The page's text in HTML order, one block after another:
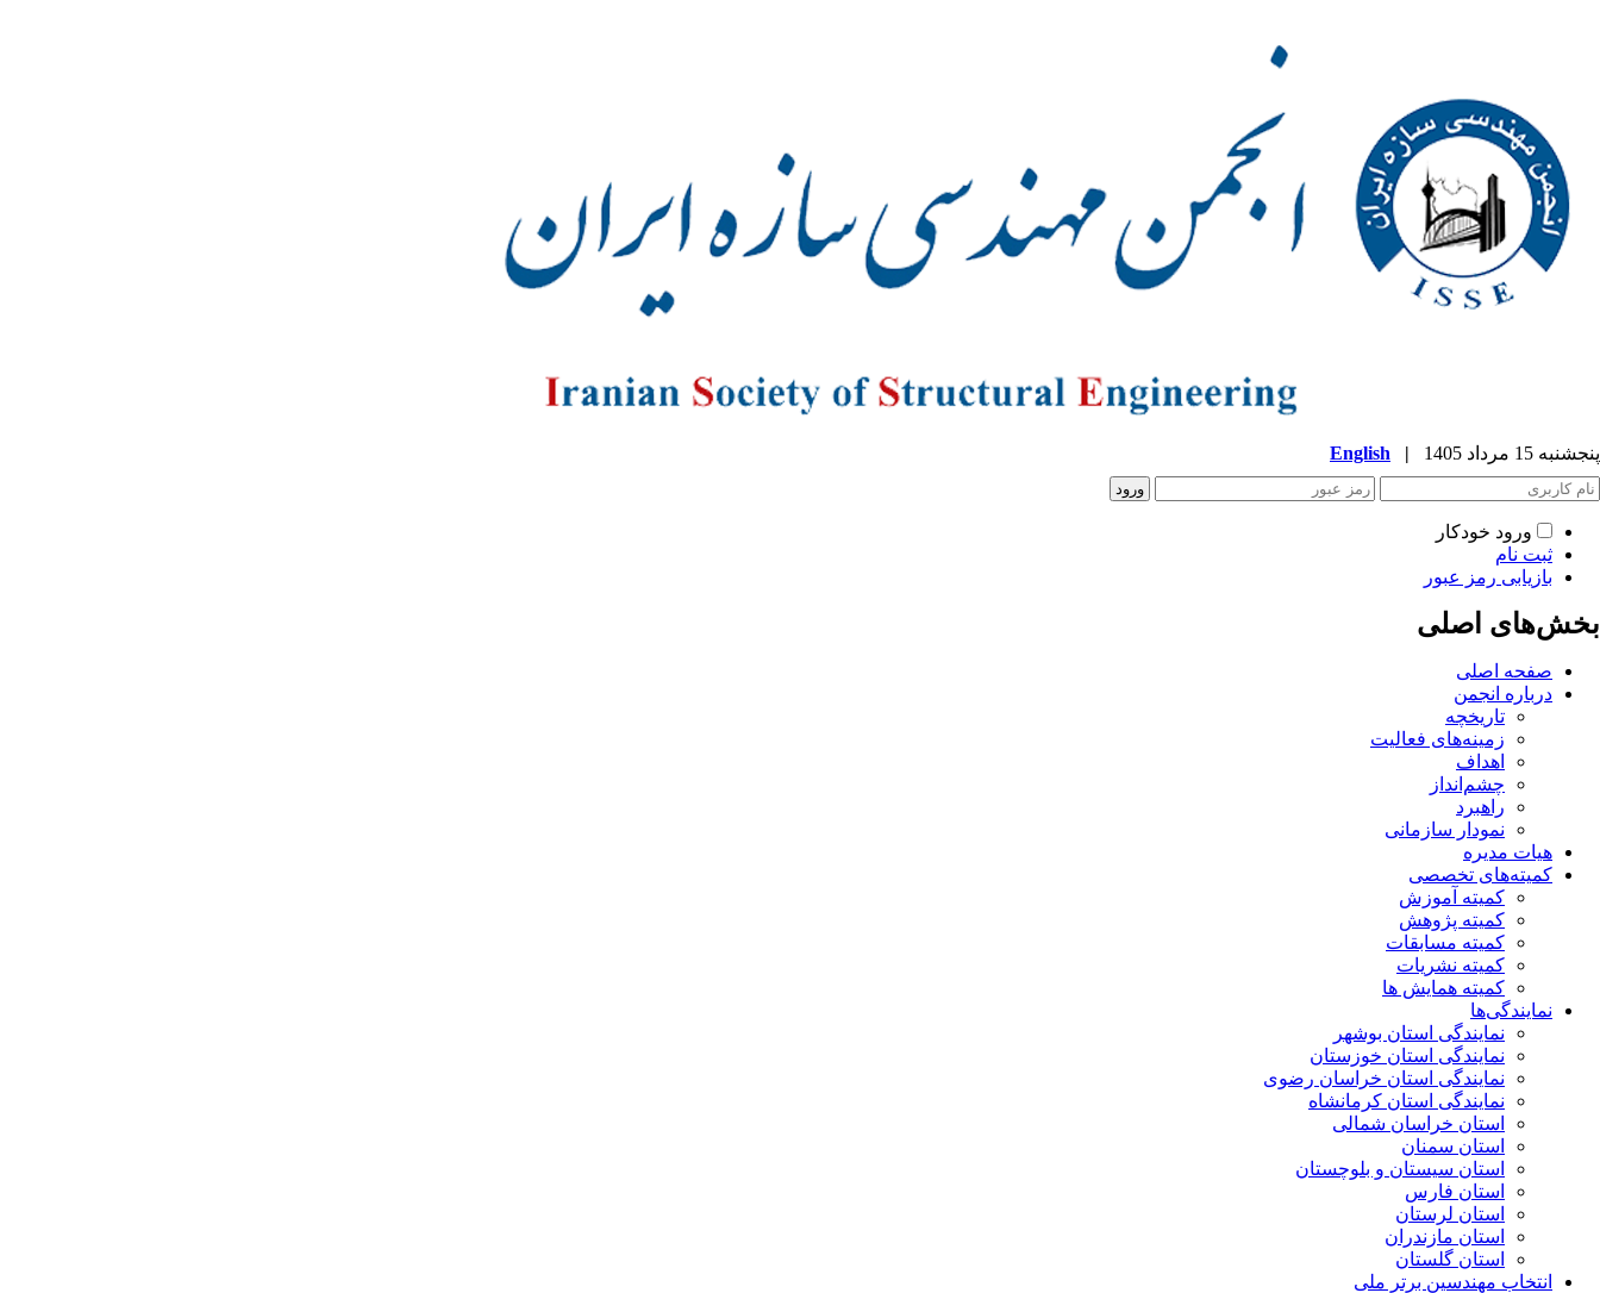
پنجشنبه 15 مرداد 1405 |
English
ورود خودکار
ثبت نام
بازیابی رمز عبور
بخش‌های اصلی
صفحه اصلی
درباره انجمن
تاریخچه
زمینه‌های فعالیت
اهداف
چشم‌انداز
راهبرد
نمودار سازمانی
هیات مدیره
کمیته‌های تخصصی
کمیته آموزش
کمیته پژوهش
کمیته مسابقات
کمیته نشریات
کمیته همایش ها
نمایندگی‌ها
نمایندگی استان بوشهر
نمایندگی استان خوزستان
نمایندگی استان خراسان رضوی
نمایندگی استان کرمانشاه
استان خراسان شمالی
استان سمنان
استان سیستان و بلوچستان
استان فارس
استان لرستان
استان مازندران
استان گلستان
انتخاب مهندسین برتر ملی